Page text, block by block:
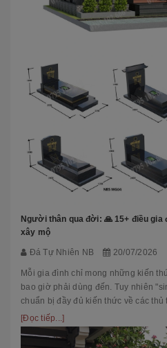
Người thân qua đời: 🙏 15+ điều gia
xây mộ
Đá Tự Nhiên NB 20/07/2026
Mỗi gia đình chỉ mong những kiến
bao giờ phải dùng đến. Tuy nhiên
chuẩn bị đầy đủ kiến thức về các
phầ...
[Đọc tiếp...]